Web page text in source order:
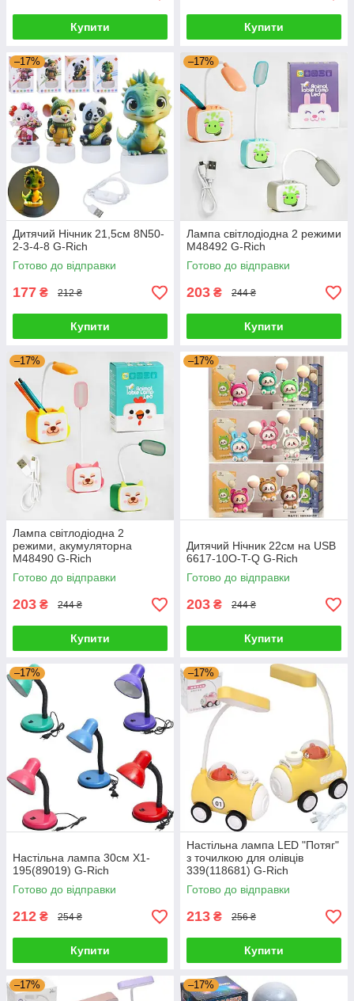
Купити Купити
–17%
Дитячий Нічник 21,5см 8N50-
2-3-4-8 G-Rich
Готово до відправки
177 ₴ 212 ₴
Купити
–17%
Лампа світлодіодна 2 режими
M48492 G-Rich
Готово до відправки
203 ₴ 244 ₴
Купити
–17%
Лампа світлодіодна 2
режими, акумуляторна
M48490 G-Rich
Готово до відправки
203 ₴ 244 ₴
Купити
–17%
Дитячий Нічник 22см на USB
6617-10O-T-Q G-Rich
Готово до відправки
203 ₴ 244 ₴
Купити
–17%
Настільна лампа 30см X1-
195(89019) G-Rich
Готово до відправки
212 ₴ 254 ₴
Купити
–17%
Настільна лампа LED "Потяг"
з точилкою для олівців
339(118681) G-Rich
Готово до відправки
213 ₴ 256 ₴
Купити
–17% –17%